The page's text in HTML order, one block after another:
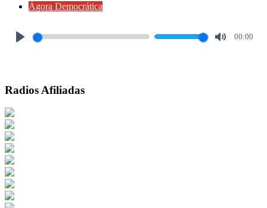
Ágora Democrática
00:00
Radios Afiliadas